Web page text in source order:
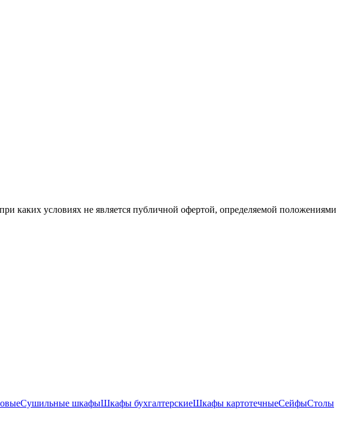
каких условиях не является публичной офертой, определяемой положениями
Сушильные шкафыШкафы бухгалтерскиеШкафы картотечныеСейфыСтолы